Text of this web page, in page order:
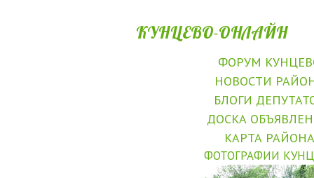
КУНЦЕВО-ОНЛАЙН
ФОРУМ
НОВОСТИ
БЛОГИ
ДОСКА
КАРТА РАЙОНА
ФОТОГРАФИИ